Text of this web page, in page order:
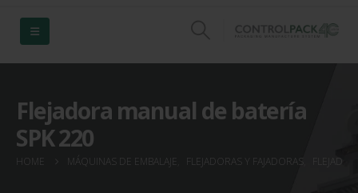
Flejadora manual de batería
SPK 220
HOME MÁQUINAS DE EMBALAJE FLEJADORAS Y FAJADORAS